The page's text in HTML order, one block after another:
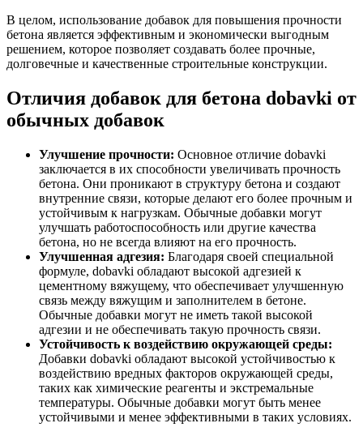
В целом, использование добавок для повышения прочности
бетона является эффективным и экономически выгодным
решением, которое позволяет создавать более прочные,
долговечные и качественные строительные конструкции.
Отличия добавок для бетона dobavki от
обычных добавок
Улучшение прочности: Основное отличие dobavki
заключается в их способности увеличивать прочность
бетона. Они проникают в структуру бетона и создают
внутренние связи, которые делают его более прочным и
устойчивым к нагрузкам. Обычные добавки могут
улучшать работоспособность или другие качества
бетона, но не всегда влияют на его прочность.
Улучшенная адгезия: Благодаря своей специальной
формуле, dobavki обладают высокой адгезией к
цементному вяжущему, что обеспечивает улучшенную
связь между вяжущим и заполнителем в бетоне.
Обычные добавки могут не иметь такой высокой
адгезии и не обеспечивать такую прочность связи.
Устойчивость к воздействию окружающей среды:
Добавки dobavki обладают высокой устойчивостью к
воздействию вредных факторов окружающей среды,
таких как химические реагенты и экстремальные
температуры. Обычные добавки могут быть менее
устойчивыми и менее эффективными в таких условиях.